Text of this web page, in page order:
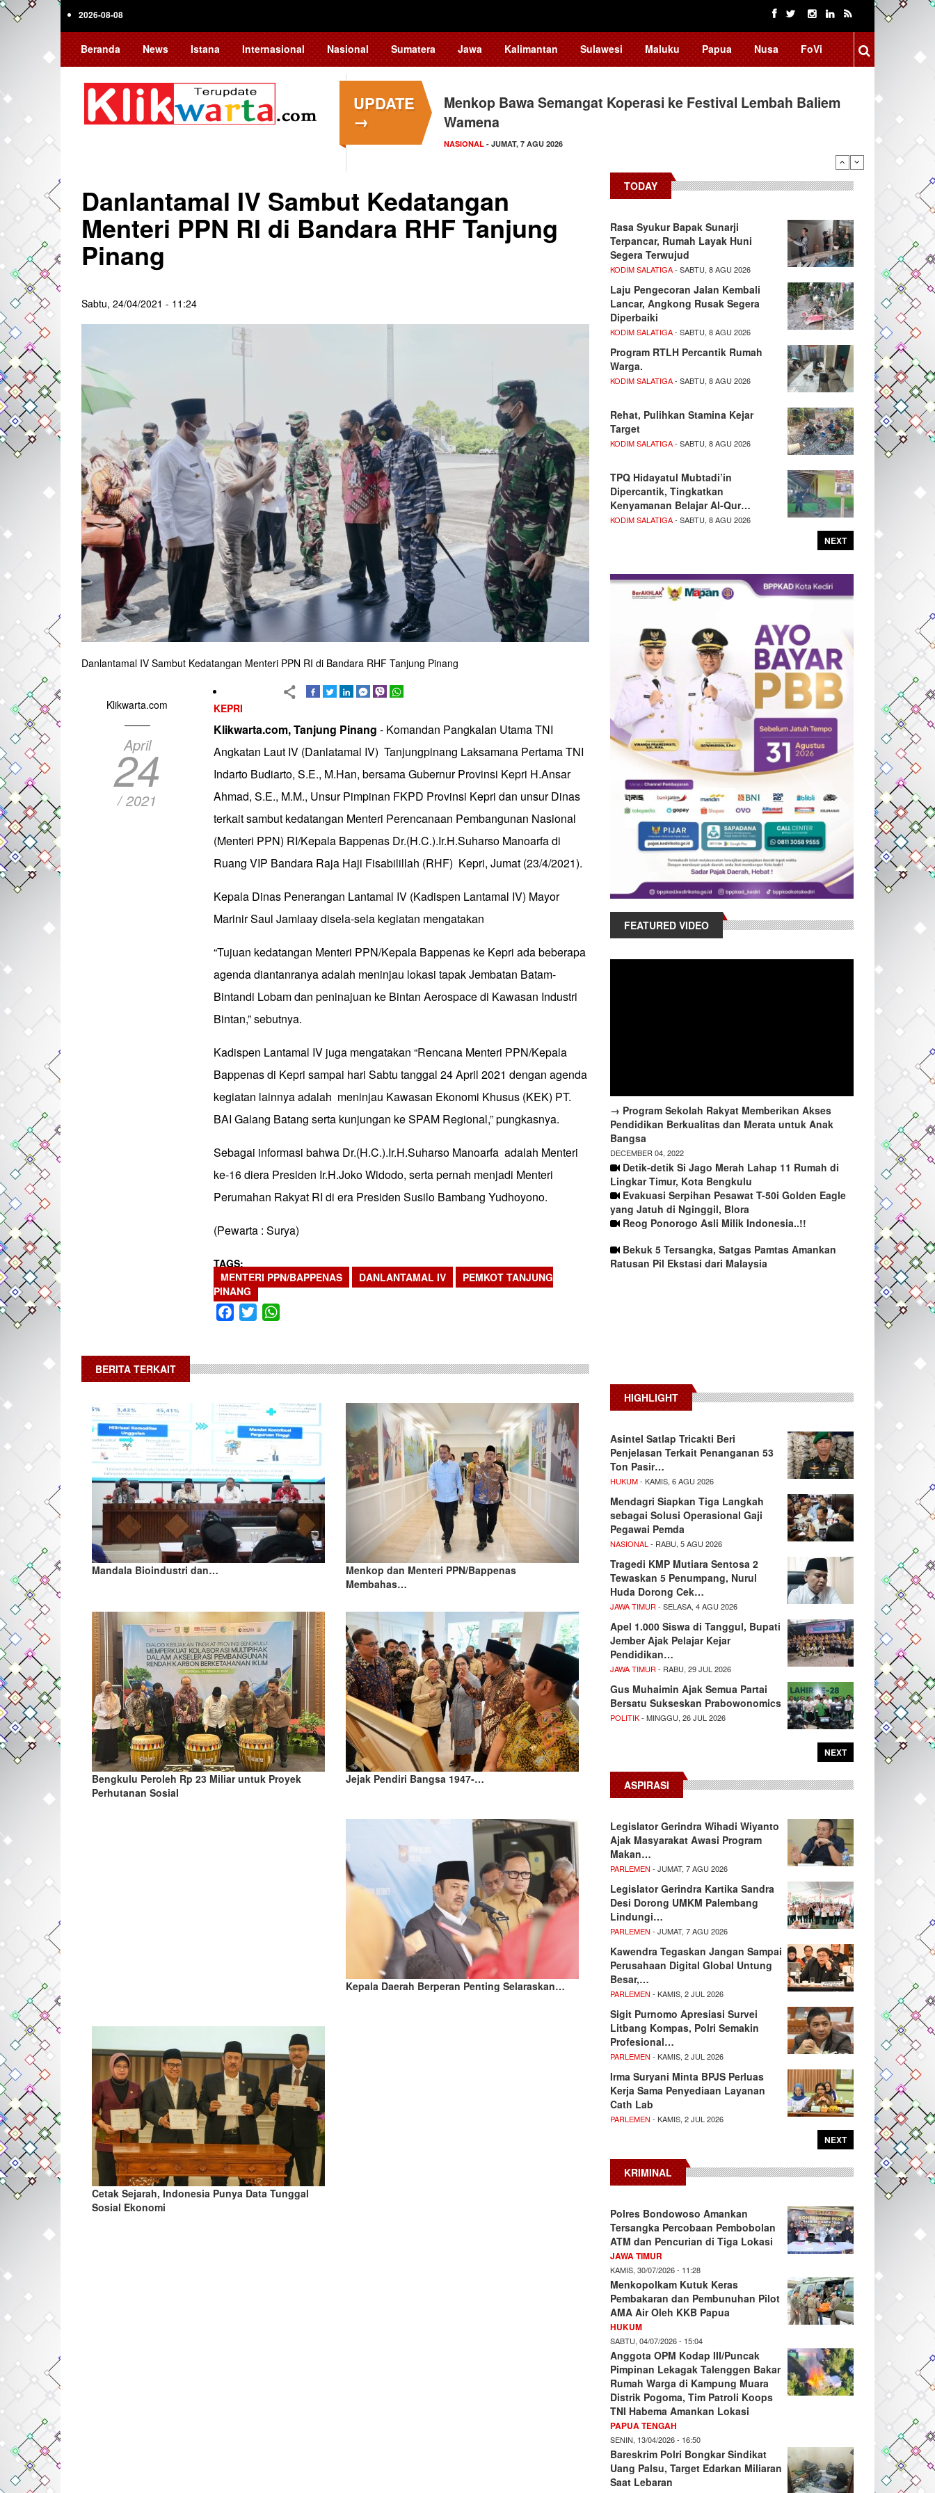
Skip
2026-08-08
Beranda News Istana Internasional Nasional Sumatera Jawa Kalimantan Sulawesi Maluku Papua Nusa FoVi
UPDATE
→
Menkop Bawa Semangat Koperasi ke Festival Lembah Baliem
Wamena
NASIONAL - JUMAT, 7 AGU 2026
Tingkatkan Daya Saing Indonesia, BRIN Fokus Kembangkan
Teknologi…
NASIONAL - JUMAT, 7 AGU 2026
Danlantamal IV Sambut Kedatangan
Menteri PPN RI di Bandara RHF Tanjung
Pinang
Sabtu, 24/04/2021 - 11:24
Danlantamal IV Sambut Kedatangan Menteri PPN RI di Bandara RHF Tanjung Pinang
Klikwarta.com
April
24
/ 2021
KEPRI
Klikwarta.com, Tanjung Pinang - Komandan Pangkalan Utama TNI
Angkatan Laut IV (Danlatamal IV) Tanjungpinang Laksamana Pertama TNI
Indarto Budiarto, S.E., M.Han, bersama Gubernur Provinsi Kepri H.Ansar
Ahmad, S.E., M.M., Unsur Pimpinan FKPD Provinsi Kepri dan unsur Dinas
terkait sambut kedatangan Menteri Perencanaan Pembangunan Nasional
(Menteri PPN) RI/Kepala Bappenas Dr.(H.C.).Ir.H.Suharso Manoarfa di
Ruang VIP Bandara Raja Haji Fisabilillah (RHF) Kepri, Jumat (23/4/2021).
Kepala Dinas Penerangan Lantamal IV (Kadispen Lantamal IV) Mayor
Marinir Saul Jamlaay disela-sela kegiatan mengatakan
“Tujuan kedatangan Menteri PPN/Kepala Bappenas ke Kepri ada beberapa
agenda diantanranya adalah meninjau lokasi tapak Jembatan Batam-
Bintandi Lobam dan peninajuan ke Bintan Aerospace di Kawasan Industri
Bintan,” sebutnya.
Kadispen Lantamal IV juga mengatakan “Rencana Menteri PPN/Kepala
Bappenas di Kepri sampai hari Sabtu tanggal 24 April 2021 dengan agenda
kegiatan lainnya adalah meninjau Kawasan Ekonomi Khusus (KEK) PT.
BAI Galang Batang serta kunjungan ke SPAM Regional,” pungkasnya.
Sebagai informasi bahwa Dr.(H.C.).Ir.H.Suharso Manoarfa adalah Menteri
ke-16 diera Presiden Ir.H.Joko Widodo, serta pernah menjadi Menteri
Perumahan Rakyat RI di era Presiden Susilo Bambang Yudhoyono.
(Pewarta : Surya)
TAGS
MENTERI PPN/BAPPENAS
DANLANTAMAL IV
PEMKOT TANJUNG
PINANG
Facebook
Twitter
BERITA TERKAIT
Mandala Bioindustri dan…
Menkop dan Menteri PPN/Bappenas
Membahas…
Bengkulu Peroleh Rp 23 Miliar untuk Proyek
Perhutanan Sosial
Jejak Pendiri Bangsa 1947-…
Kepala Daerah Berperan Penting Selaraskan…
Cetak Sejarah, Indonesia Punya Data Tunggal
Sosial Ekonomi
TODAY
Rasa Syukur Bapak Sunarji
Terpancar, Rumah Layak Huni
Segera Terwujud
KODIM SALATIGA- SABTU, 8 AGU 2026
Laju Pengecoran Jalan Kembali
Lancar, Angkong Rusak Segera
Diperbaiki
KODIM SALATIGA- SABTU, 8 AGU 2026
Program RTLH Percantik Rumah
Warga.
KODIM SALATIGA- SABTU, 8 AGU 2026
Rehat, Pulihkan Stamina Kejar
Target
KODIM SALATIGA- SABTU, 8 AGU 2026
TPQ Hidayatul Mubtadi’in
Dipercantik, Tingkatkan
Kenyamanan Belajar Al-Qur…
KODIM SALATIGA- SABTU, 8 AGU 2026
NEXT
FEATURED VIDEO
→ Program Sekolah Rakyat Memberikan Akses
Pendidikan Berkualitas dan Merata untuk Anak
Bangsa
DECEMBER 04, 2022
Detik-detik Si Jago Merah Lahap 11 Rumah di
Lingkar Timur, Kota Bengkulu
Evakuasi Serpihan Pesawat T-50i Golden Eagle
yang Jatuh di Nginggil, Blora
Reog Ponorogo Asli Milik Indonesia..!!
Bekuk 5 Tersangka, Satgas Pamtas Amankan
Ratusan Pil Ekstasi dari Malaysia
HIGHLIGHT
Asintel Satlap Tricakti Beri
Penjelasan Terkait Penanganan 53
Ton Pasir…
HUKUM- KAMIS, 6 AGU 2026
Mendagri Siapkan Tiga Langkah
sebagai Solusi Operasional Gaji
Pegawai Pemda
NASIONAL - RABU, 5 AGU 2026
Tragedi KMP Mutiara Sentosa 2
Tewaskan 5 Penumpang, Nurul
Huda Dorong Cek…
JAWA TIMUR - SELASA, 4 AGU 2026
Apel 1.000 Siswa di Tanggul, Bupati
Jember Ajak Pelajar Kejar
Pendidikan…
JAWA TIMUR - RABU, 29 JUL 2026
Gus Muhaimin Ajak Semua Partai
Bersatu Sukseskan Prabowonomics
POLITIK- MINGGU, 26 JUL 2026
NEXT
ASPIRASI
Legislator Gerindra Wihadi Wiyanto
Ajak Masyarakat Awasi Program
Makan…
PARLEMEN - JUMAT, 7 AGU 2026
Legislator Gerindra Kartika Sandra
Desi Dorong UMKM Palembang
Lindungi…
PARLEMEN - JUMAT, 7 AGU 2026
Kawendra Tegaskan Jangan Sampai
Perusahaan Digital Global Untung
Besar,…
PARLEMEN - KAMIS, 2 JUL 2026
Sigit Purnomo Apresiasi Survei
Litbang Kompas, Polri Semakin
Profesional…
PARLEMEN - KAMIS, 2 JUL 2026
Irma Suryani Minta BPJS Perluas
Kerja Sama Penyediaan Layanan
Cath Lab
PARLEMEN - KAMIS, 2 JUL 2026
NEXT
KRIMINAL
Polres Bondowoso Amankan
Tersangka Percobaan Pembobolan
ATM dan Pencurian di Tiga Lokasi
JAWA TIMUR
KAMIS, 30/07/2026 - 11:28
Menkopolkam Kutuk Keras
Pembakaran dan Pembunuhan Pilot
AMA Air Oleh KKB Papua
HUKUM
SABTU, 04/07/2026 - 15:04
Anggota OPM Kodap III/Puncak
Pimpinan Lekagak Talenggen Bakar
Rumah Warga di Kampung Muara
Distrik Pogoma, Tim Patroli Koops
TNI Habema Amankan Lokasi
PAPUA TENGAH
SENIN, 13/04/2026 - 16:50
Bareskrim Polri Bongkar Sindikat
Uang Palsu, Target Edarkan Miliaran
Saat Lebaran